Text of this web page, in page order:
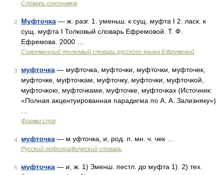
Словарь синонимов
2 Муфточка — ж. разг. 1. уменьш. к сущ. муфта I 2. ласк. к
сущ. муфта I Толковый словарь Ефремовой. Т. Ф.
Ефремова. 2000 …
Современный толковый словарь русского языка Ефремовой
3 муфточка — муфточка, муфточки, муфточки, муфточек,
муфточке, муфточкам, муфточку, муфточки, муфточкой,
муфточкою, муфточками, муфточке, муфточках (Источник:
«Полная акцентуированная парадигма по А. А. Зализняку»)
Формы слов
4 муфточка — м уфточка, и, род. п. мн. ч. чек …
Русский орфографический словарь
5 муфточка — и, ж. 1) Зменш. пестл. до муфта 1). 2) тех.